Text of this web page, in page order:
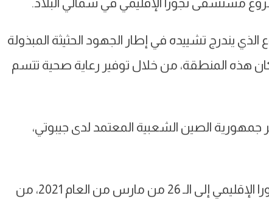
يندرج تشييده في إطار الجهود الحثيثة المبذولة
سكان هذه المنطقة، من خلال توفير رعاية صحية تتسم
جمهورية الصين الشعبية المعتمد لدى جيبوتي،
ويعود إطلاق مشروع بناء مستشفى تجورا الإقليمي إلى الـ 26 من مارس من العام 2021، من